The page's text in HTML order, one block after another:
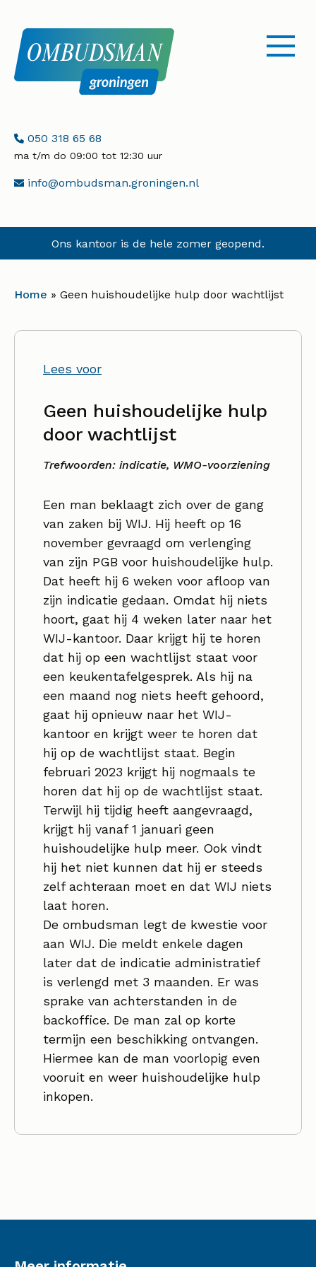
menu
openen
Telefoonnummer:
050 318 65 68
ma t/m do 09:00 tot 12:30 uur
E-info@ombudsman.groningen.nl
Ons kantoor is de hele zomer geopend.
Home » Geen huishoudelijke hulp door wachtlijst
Lees voor
Geen huishoudelijke hulp
door wachtlijst
Trefwoorden: indicatie, WMO-voorziening
Een man beklaagt zich over de gang
van zaken bij WIJ. Hij heeft op 16
november gevraagd om verlenging
van zijn PGB voor huishoudelijke hulp.
Dat heeft hij 6 weken voor afloop van
zijn indicatie gedaan. Omdat hij niets
hoort, gaat hij 4 weken later naar het
WIJ-kantoor. Daar krijgt hij te horen
dat hij op een wachtlijst staat voor
een keukentafelgesprek. Als hij na
een maand nog niets heeft gehoord,
gaat hij opnieuw naar het WIJ-
kantoor en krijgt weer te horen dat
hij op de wachtlijst staat. Begin
februari 2023 krijgt hij nogmaals te
horen dat hij op de wachtlijst staat.
Terwijl hij tijdig heeft aangevraagd,
krijgt hij vanaf 1 januari geen
huishoudelijke hulp meer. Ook vindt
hij het niet kunnen dat hij er steeds
zelf achteraan moet en dat WIJ niets
laat horen.
De ombudsman legt de kwestie voor
aan WIJ. Die meldt enkele dagen
later dat de indicatie administratief
is verlengd met 3 maanden. Er was
sprake van achterstanden in de
backoffice. De man zal op korte
termijn een beschikking ontvangen.
Hiermee kan de man voorlopig even
vooruit en weer huishoudelijke hulp
inkopen.